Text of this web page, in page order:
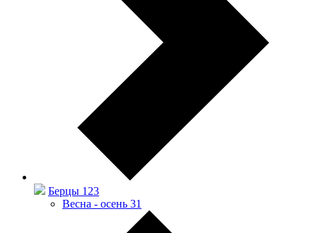
Берцы 123
Весна - осень 31